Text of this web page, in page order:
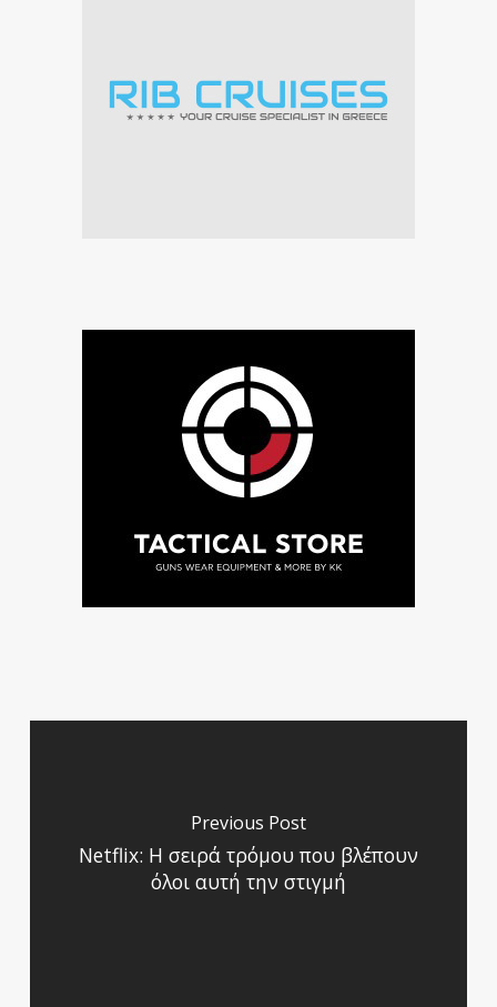
Previous Post
Netflix: Η σειρά τρόμου που βλέπουν
όλοι αυτή την στιγμή